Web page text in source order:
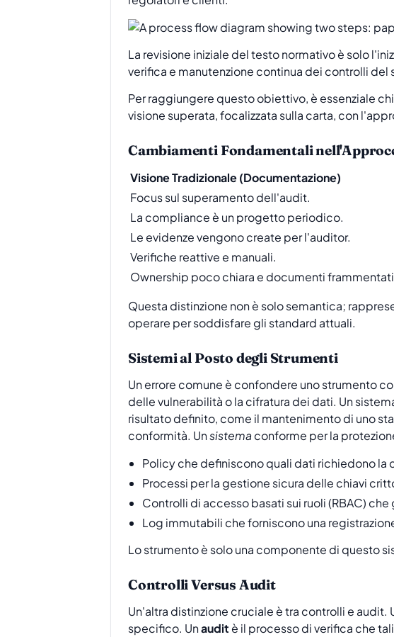
La revisione iniziale del testo normativo è solo
verifica e manutenzione continua dei controlli del
Per raggiungere questo obiettivo, è essenziale
visione superata, focalizzata sulla carta, con
Cambiamenti Fondamentali
Visione Tradizionale (Documentazione)
Focus sul superamento dell'audit.
La compliance è un progetto periodico.
Le evidenze vengono create per l'auditor.
Verifiche reattive e manuali.
Ownership poco chiara e documenti
Questa distinzione non è solo semantica;
operare per soddisfare gli standard attuali.
Sistemi al Posto degli Strumenti
Un errore comune è confondere uno strumento
delle vulnerabilità o la cifratura dei dati. Un
risultato definito, come il mantenimento di uno
conformità. Unsistema conforme per la
Policy che definiscono quali dati richiedono la
Processi per la gestione sicura delle chiavi
Controlli di accesso basati sui ruoli (RBAC)
Log immutabili che forniscono una
Lo strumento è solo una componente di questo
Controlli Versus Audit
Un'altra distinzione cruciale è tra controlli e audit.
specifico. Unaudit è il processo di verifica che